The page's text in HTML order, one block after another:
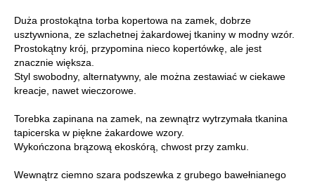
Duża prostokątna torba kopertowa na zamek, dobrze
usztywniona, ze szlachetnej żakardowej tkaniny w modny wzór.
Prostokątny krój, przypomina nieco kopertówkę, ale jest
znacznie większa.
Styl swobodny, alternatywny, ale można zestawiać w ciekawe
kreacje, nawet wieczorowe.
Torebka zapinana na zamek, na zewnątrz wytrzymała tkanina
tapicerska w piękne żakardowe wzory.
Wykończona brązową ekoskórą, chwost przy zamku.
Wewnątrz ciemno szara podszewka z grubego bawełnianego